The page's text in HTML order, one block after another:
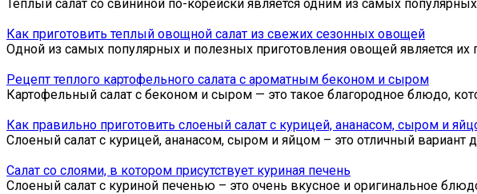
Теплый салат со свининой по-корейски является одним из самых
Как приготовить теплый овощной салат из свежих сезонных овощей
Одной из самых популярных и полезных приготовления овощей является их
Рецепт теплого картофельного салата с ароматным беконом и сыром
Картофельный салат с беконом и сыром — это такое благородное блюдо,
Как правильно приготовить слоеный салат с курицей, ананасом, сыром и
Слоеный салат с курицей, ананасом, сыром и яйцом – это отличный вариант
Салат со слоями, в котором присутствует куриная печень
Слоеный салат с куриной печенью – это очень вкусное и оригинальное